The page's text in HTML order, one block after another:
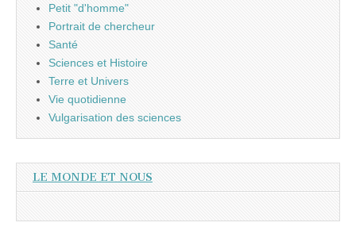
Petit "d'homme"
Portrait de chercheur
Santé
Sciences et Histoire
Terre et Univers
Vie quotidienne
Vulgarisation des sciences
LE MONDE ET NOUS